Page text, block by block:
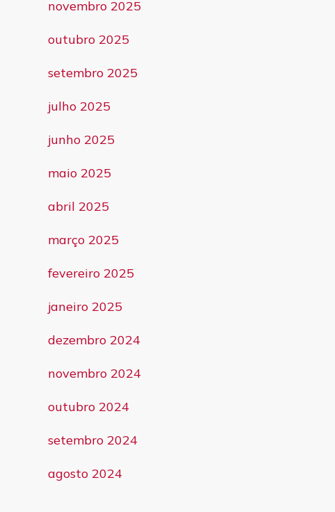
novembro 2025
outubro 2025
setembro 2025
julho 2025
junho 2025
maio 2025
abril 2025
março 2025
fevereiro 2025
janeiro 2025
dezembro 2024
novembro 2024
outubro 2024
setembro 2024
agosto 2024